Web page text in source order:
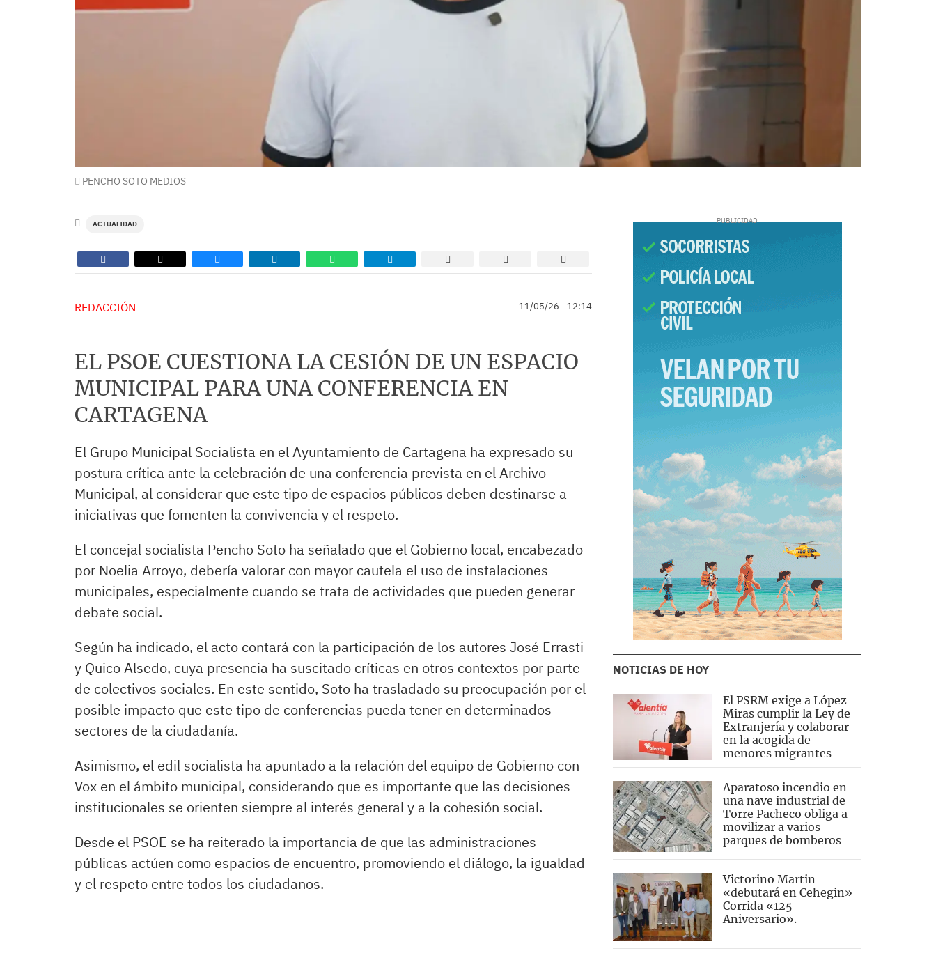
PENCHO SOTO MEDIOS
ACTUALIDAD
REDACCIÓN 11/05/26 - 12:14
EL PSOE CUESTIONA LA CESIÓN DE UN ESPACIO
MUNICIPAL PARA UNA CONFERENCIA EN
CARTAGENA
El Grupo Municipal Socialista en el Ayuntamiento de Cartagena ha expresado su
postura crítica ante la celebración de una conferencia prevista en el Archivo
Municipal, al considerar que este tipo de espacios públicos deben destinarse a
iniciativas que fomenten la convivencia y el respeto.
El concejal socialista Pencho Soto ha señalado que el Gobierno local, encabezado
por Noelia Arroyo, debería valorar con mayor cautela el uso de instalaciones
municipales, especialmente cuando se trata de actividades que pueden generar
debate social.
Según ha indicado, el acto contará con la participación de los autores José Errasti
y Quico Alsedo, cuya presencia ha suscitado críticas en otros contextos por parte
de colectivos sociales. En este sentido, Soto ha trasladado su preocupación por el
posible impacto que este tipo de conferencias pueda tener en determinados
sectores de la ciudadanía.
Asimismo, el edil socialista ha apuntado a la relación del equipo de Gobierno con
Vox en el ámbito municipal, considerando que es importante que las decisiones
institucionales se orienten siempre al interés general y a la cohesión social.
Desde el PSOE se ha reiterado la importancia de que las administraciones
públicas actúen como espacios de encuentro, promoviendo el diálogo, la igualdad
y el respeto entre todos los ciudadanos.
NOTICIAS DE HOY
El PSRM exige a López
Miras cumplir la Ley de
Extranjería y colaborar
en la acogida de
menores migrantes
Aparatoso incendio en
una nave industrial de
Torre Pacheco obliga a
movilizar a varios
parques de bomberos
Victorino Martin
«debutará en Cehegin»
Corrida «125
Aniversario».